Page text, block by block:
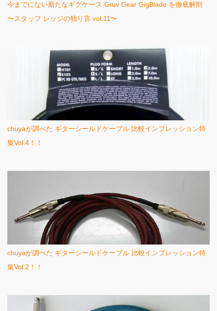
今までにない新たなギグケース Gruv Gear GigBlade を徹底解剖
〜スタッフ レッジの独り言 vol.11〜
chuyaが調べた ギターシールドケーブル 比較インプレッション特
集Vol.4！！
chuyaが調べた ギターシールドケーブル 比較インプレッション特
集Vol.2！！